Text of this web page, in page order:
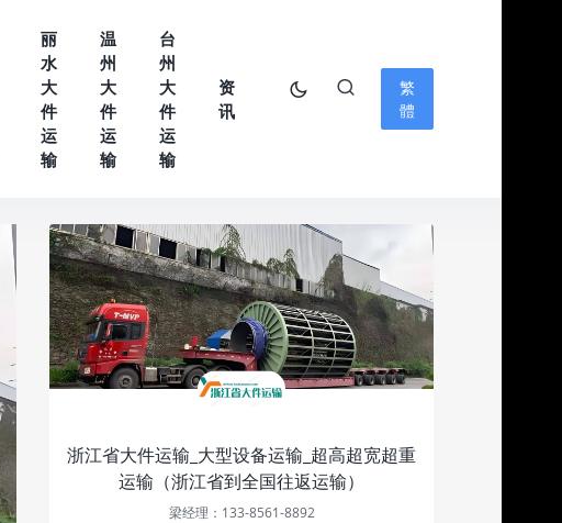
丽
水
大
件
运
输
温
州
大
件
运
输
台
州
大
件
运
输
资
讯
繁
體
浙江省大件运输_大型设备运输_超高超宽超重
运输（浙江省到全国往返运输）
梁经理：133-8561-8892